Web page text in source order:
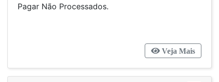
Pagar Não Processados.
Veja Mais